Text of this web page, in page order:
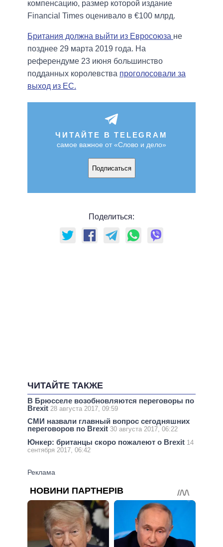
компенсацию, размер которой издание
Financial Times оценивало в €100 млрд.
Британия должна выйти из Евросоюза не
позднее 29 марта 2019 года. На
референдуме 23 июня большинство
подданных королевства проголосовали за
выход из ЕС.
ЧИТАЙТЕ В TELEGRAM
самое важное от «Слово и дело»
Подписаться
Поделиться:
ЧИТАЙТЕ ТАКЖЕ
В Брюсселе возобновляются переговоры по
Brexit 28 августа 2017, 09:59
СМИ назвали главный вопрос сегодняшних
переговоров по Brexit 30 августа 2017, 06:22
Юнкер: британцы скоро пожалеют о Brexit 14
сентября 2017, 06:42